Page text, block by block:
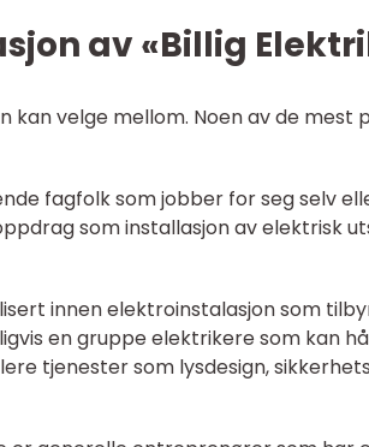
av «Billig
kan velge mellom. Noen av de
fagfolk som jobber for seg selv
som installasjon av elektrisk
innen elektroinstalasjon som
en gruppe elektrikere som kan
tjenester som lysdesign,